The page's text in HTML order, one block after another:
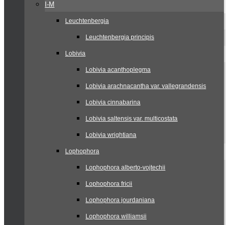
I-M
Leuchtenbergia
Leuchtenbergia principis
Lobivia
Lobivia acanthoplegma
Lobivia arachnacantha var. vallegrandensis
Lobivia cinnabarina
Lobivia saltensis var. multicostata
Lobivia wrightiana
Lophophora
Lophophora alberto-vojtechii
Lophophora fricii
Lophophora jourdaniana
Lophophora williamsii